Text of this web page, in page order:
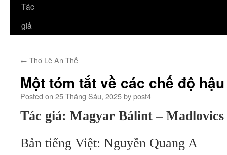
Tác
giả
← Thơ Lê An Thế
Một tóm tắt về các chế độ
Posted on 25 Tháng Sáu, 2025bypost4
Tác giả: Magyar Bálint –
Bản tiếng Việt: Nguyễn Quang A